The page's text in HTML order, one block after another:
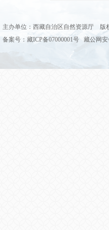
主办单位：西藏自治区自然资源厅 版
备案号：藏ICP备07000001号 藏公网安